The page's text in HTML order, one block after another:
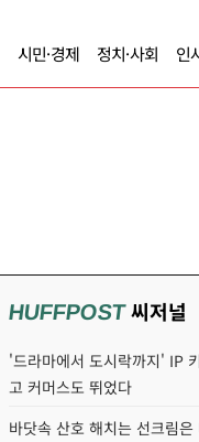
시민·경제 정치·사회 인
HUFFPOST씨저널
'드라마에서 도시락까지' IP
고 커머스도 뛰었다
바닷속 산호 해치는 선크림